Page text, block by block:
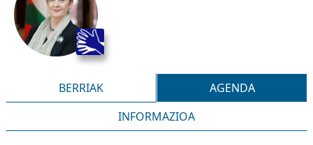
BERRIAK
AGENDA
INFORMAZIOA